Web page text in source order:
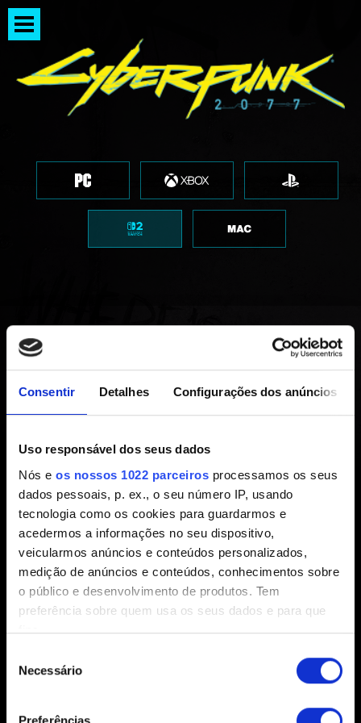
Consentir Detalhes Configurações dos anúncios
Uso responsável dos seus dados
Nós e os nossos 1022 parceiros processamos os seus
dados pessoais, p. ex., o seu número IP, usando
tecnologia como os cookies para guardarmos e
acedermos a informações no seu dispositivo,
veicularmos anúncios e conteúdos personalizados,
medição de anúncios e conteúdos, conhecimentos sobre
o público e desenvolvimento de produtos. Tem
preferência sobre quem usa os seus dados e para que
fins.
Se permitir, gostaríamos também de:
geográfica as quais podem ter uma precisão de
Necessário
Movimento está indisponível
nas configurações do jogo
Criado há 1 ano Atualizado há 1 ano
Para uma melhor experiência de jogo, a opção “controles
por movimento” só estará disponível nas configurações
após concluir o tutorialChega dessa porra de vida e
morte. Após Jackie lhe fornecer o caco do tutorial, você
poderá acessá-lo e jogá-lo a qualquer momento.